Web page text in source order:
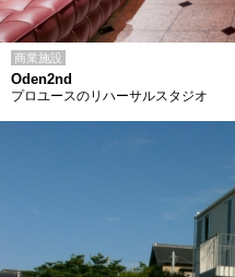
商業施設
Oden2nd
プロユースのリハーサルスタジオ